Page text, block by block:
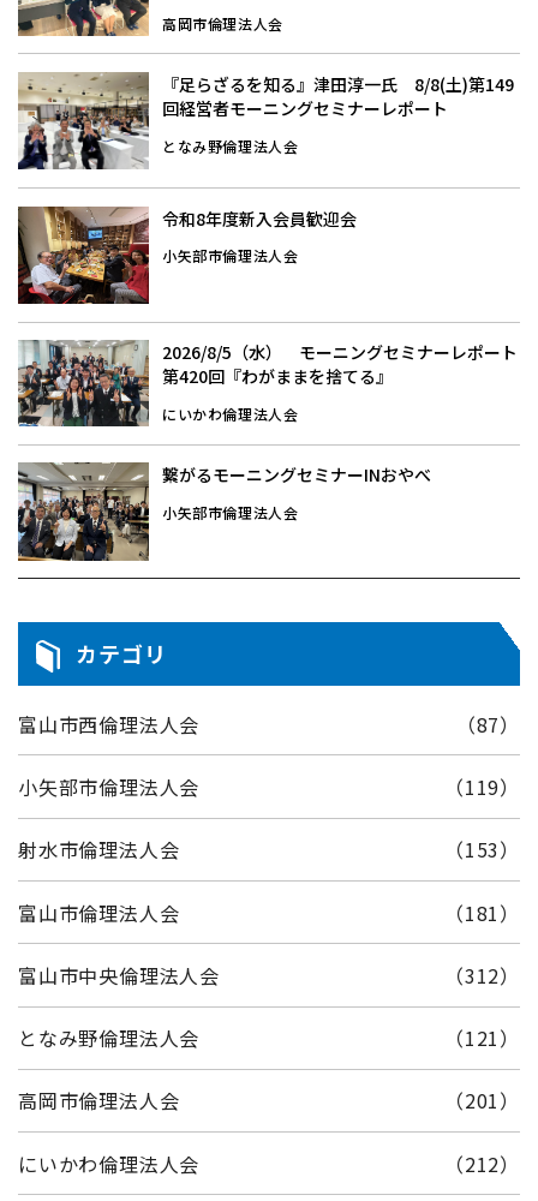
高岡市倫理法人会
『足らざるを知る』津田淳一氏 8/8(土)第149
回経営者モーニングセミナーレポート
となみ野倫理法人会
令和8年度新入会員歓迎会
小矢部市倫理法人会
2026/8/5（水） モーニングセミナーレポート
第420回『わがままを捨てる』
にいかわ倫理法人会
繋がるモーニングセミナーINおやべ
小矢部市倫理法人会
カテゴリ
富山市西倫理法人会 （87）
小矢部市倫理法人会 （119）
射水市倫理法人会 （153）
富山市倫理法人会 （181）
富山市中央倫理法人会 （312）
となみ野倫理法人会 （121）
高岡市倫理法人会 （201）
にいかわ倫理法人会 （212）